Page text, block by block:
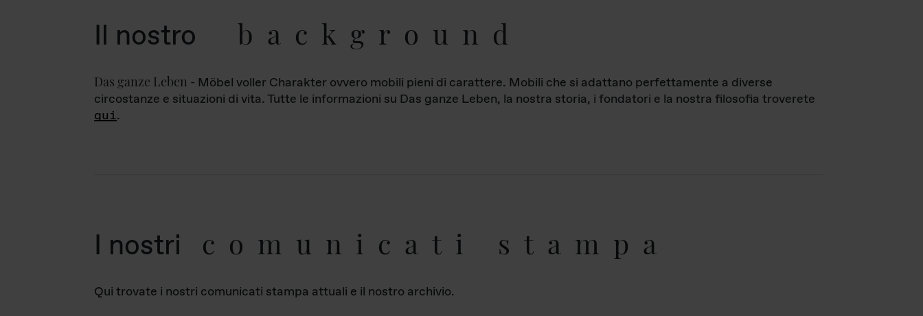
Il nostro background
Das ganze Leben - Möbel voller Charakter ovvero mobili pieni di carattere. Mobili che si adattano perfettamente a diverse
circostanze e situazioni di vita. Tutte le informazioni su Das ganze Leben, la nostra storia, i fondatori e la nostra filosofia troverete
qui.
I nostri comunicati stampa
Qui trovate i nostri comunicati stampa attuali e il nostro archivio.